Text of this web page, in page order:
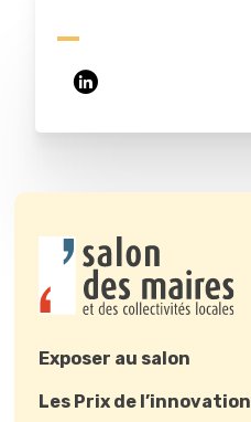
Exposer au salon
Les Prix de l’innovation